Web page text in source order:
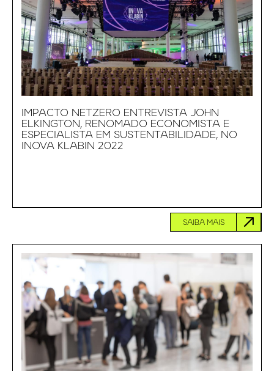
IMPACTO NETZERO ENTREVISTA JOHN
ELKINGTON, RENOMADO ECONOMISTA E
ESPECIALISTA EM SUSTENTABILIDADE, NO
INOVA KLABIN 2022
SAIBA MAIS